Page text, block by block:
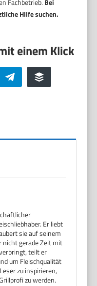
Fachbetrieb. Bei
Hilfe suchen.
Telegram Buffer
Er liebt
sie auf seinem
nicht gerade Zeit mit
teilt er
um Fleischqualität
zu inspirieren,
zu werden.